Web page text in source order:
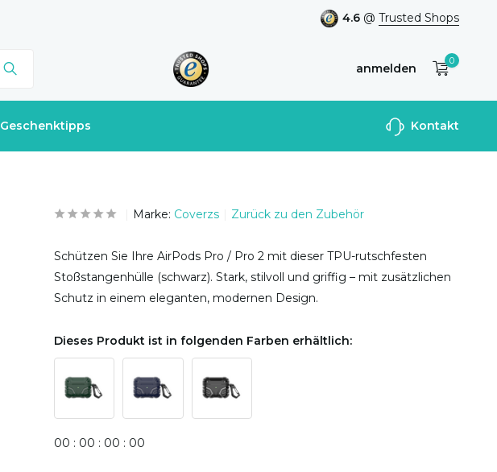
4.6 @ Trusted Shops
anmelden
Benutzerkonto
0
Geschenktipps Kontakt
Marke: Coverzs Zurück zu den Zubehör
Schützen Sie Ihre AirPods Pro / Pro 2 mit dieser TPU-rutschfesten
Stoßstangenhülle (schwarz). Stark, stilvoll und griffig – mit zusätzlichen
Schutz in einem eleganten, modernen Design.
Dieses Produkt ist in folgenden Farben erhältlich:
00 : 00 : 00 : 00